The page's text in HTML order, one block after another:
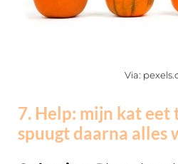
Via:
7. Help: mijn kat eet
spuugt daarna alles